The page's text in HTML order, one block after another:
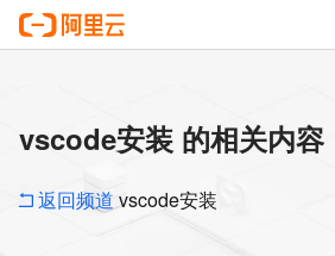
vscode安装 的相关内容
返回频道 vscode安装